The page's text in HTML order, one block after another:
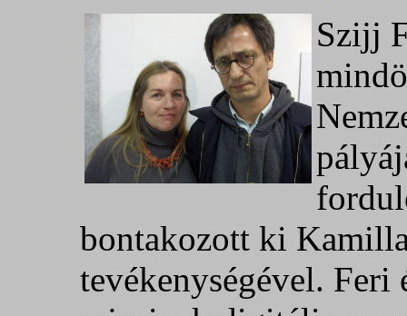
Szijj
bontakozott ki
tevékenységével. Feri